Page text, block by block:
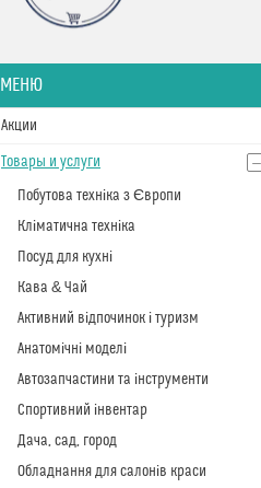
Акции
Товары и услуги
Побутова техніка з Європи
Кліматична техніка
Посуд для кухні
Кава & Чай
Активний відпочинок і туризм
Анатомічні моделі
Автозапчастини та інструменти
Спортивний інвентар
Дача, сад, город
Обладнання для салонів краси